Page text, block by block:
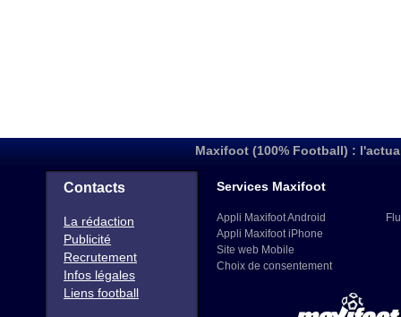
Maxifoot (100% Football) :
Contacts
La rédaction
Publicité
Recrutement
Infos légales
Liens football
Services Maxifoot
Appli Maxifoot Android
Appli Maxifoot iPhone
Site web Mobile
Choix de consentement